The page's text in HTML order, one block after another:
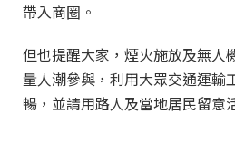
帶入商圈。
但也提醒大家，煙火施放及無人
量人潮參與，利用大眾交通運輸
暢，並請用路人及當地居民留意